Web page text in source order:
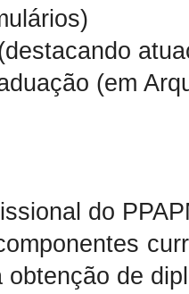
(em
do
obtenção de